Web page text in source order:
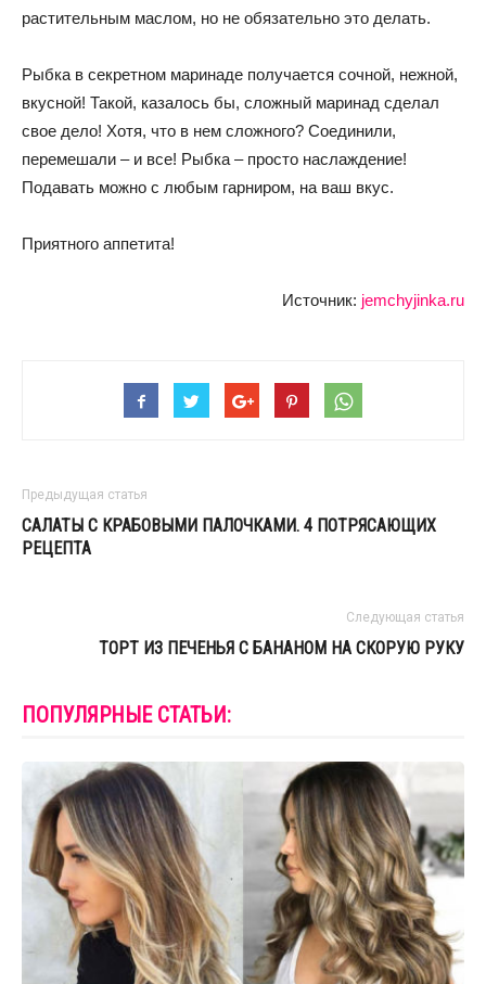
растительным маслом, но не обязательно это делать.
Рыбка в секретном маринаде получается сочной, нежной,
вкусной! Такой, казалось бы, сложный маринад сделал
свое дело! Хотя, что в нем сложного? Соединили,
перемешали – и все! Рыбка – просто наслаждение!
Подавать можно с любым гарниром, на ваш вкус.
Приятного аппетита!
Источник: jemchyjinka.ru
Предыдущая статья
САЛАТЫ С КРАБОВЫМИ ПАЛОЧКАМИ. 4 ПОТРЯСАЮЩИХ
РЕЦЕПТА
Следующая статья
ТОРТ ИЗ ПЕЧЕНЬЯ С БАНАНОМ НА СКОРУЮ РУКУ
ПОПУЛЯРНЫЕ СТАТЬИ: